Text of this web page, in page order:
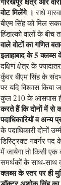
वोट मिलेंगे । राधे
बीएम सिंह को मिल
हिंडाल्को वालों के
वाले वोटों का गणित
इलाहाबाद के 5
दक्षिण क्षेत्र के
कुँवर बीएम सिंह के
पर यदि विश्वास किया
कुल 210 के आसपास
करते हैं कि दोनों में से
पदाधिकारियों व अन्य
के पदाधिकारी दोनों
डिस्ट्रिक्ट गवर्नर पद
में जायेगा तो किसी
समर्थकों के साथ-साथ
क्लब्स के स्तर पर ही